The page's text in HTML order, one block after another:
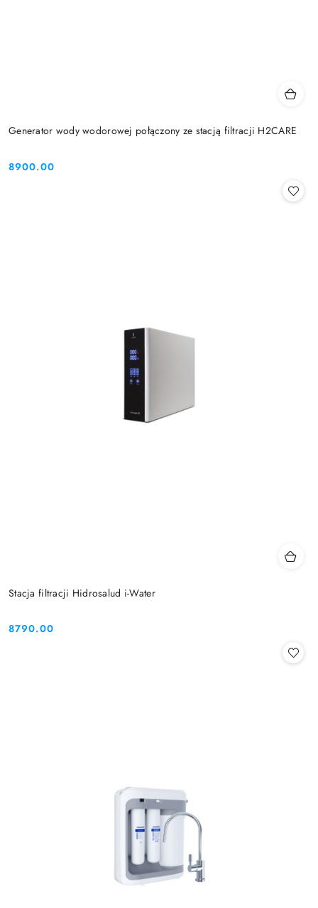
Generator wody wodorowej połączony ze stacją filtracji H2CARE
Cena:
8900.00
Stacja filtracji Hidrosalud i-Water
Cena:
8790.00